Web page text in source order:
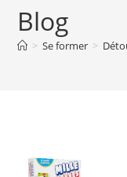
Blog
> Se former >